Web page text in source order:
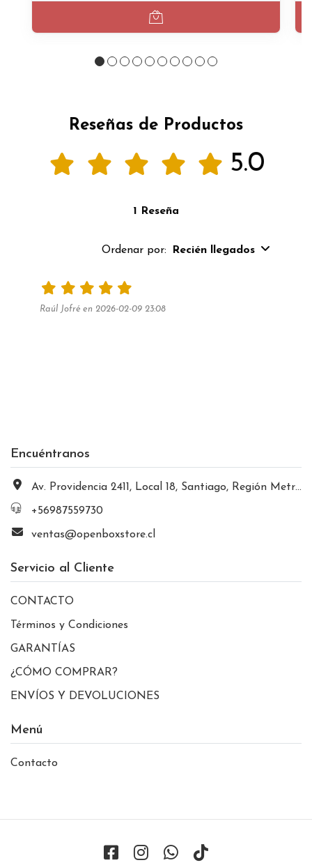
Reseñas de Productos
5.0
1 Reseña
Ordenar por: Recién llegados
Raúl Jofré en 2026-02-09 23:08
Encuéntranos
Av. Providencia 2411, Local 18, Santiago, Región Metropolitana, Chile
+56987559730
ventas@openboxstore.cl
Servicio al Cliente
CONTACTO
Términos y Condiciones
GARANTÍAS
¿CÓMO COMPRAR?
ENVÍOS Y DEVOLUCIONES
Menú
Contacto